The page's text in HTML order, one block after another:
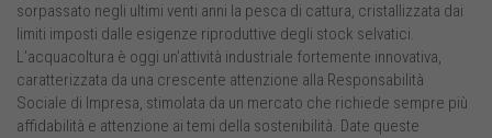
sorpassato negli ultimi venti anni la pesca di cattura, cristallizzata dai
limiti imposti dalle esigenze riproduttive degli stock selvatici.
L’acquacoltura è oggi un’attività industriale fortemente innovativa,
caratterizzata da una crescente attenzione alla Responsabilità
Sociale di Impresa, stimolata da un mercato che richiede sempre più
affidabilità e attenzione ai temi della sostenibilità. Date queste